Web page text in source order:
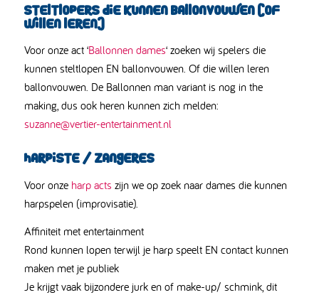
Steltlopers die kunnen ballonvouwen (of
willen leren)
Voor onze act ‘Ballonnen dames‘ zoeken wij spelers die
kunnen steltlopen EN ballonvouwen. Of die willen leren
ballonvouwen. De Ballonnen man variant is nog in the
making, dus ook heren kunnen zich melden:
suzanne@vertier-entertainment.nl
Harpiste / zangeres
Voor onze harp acts zijn we op zoek naar dames die kunnen
harpspelen (improvisatie).
Affiniteit met entertainment
Rond kunnen lopen terwijl je harp speelt EN contact kunnen
maken met je publiek
Je krijgt vaak bijzondere jurk en of make-up/ schmink, dit